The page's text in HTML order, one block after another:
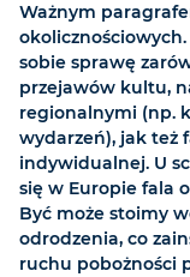
Ważnym
sobie sprawę
przejawów kultu,
regionalnymi (np.
wydarzeń), jak też
indywidualnej. U
się w Europie fala
Być może stoimy
odrodzenia, co
ruchu pobożności